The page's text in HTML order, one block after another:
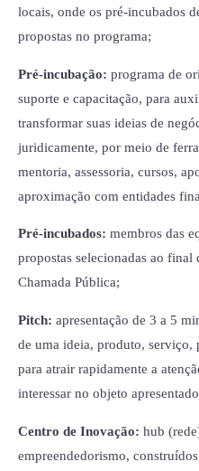
locais, onde os pré-incubados
propostas no programa;
Pré-incubação: programa de
suporte e capacitação, para
transformar suas ideias de
juridicamente, por meio de
mentoria, assessoria, cursos,
aproximação com entidades
Pré-incubados: membros das
propostas selecionadas ao final
Chamada Pública;
Pitch: apresentação de 3 a 5
de uma ideia, produto, serviço,
para atrair rapidamente a
interessar no objeto
Centro de Inovação: hub
empreendedorismo,